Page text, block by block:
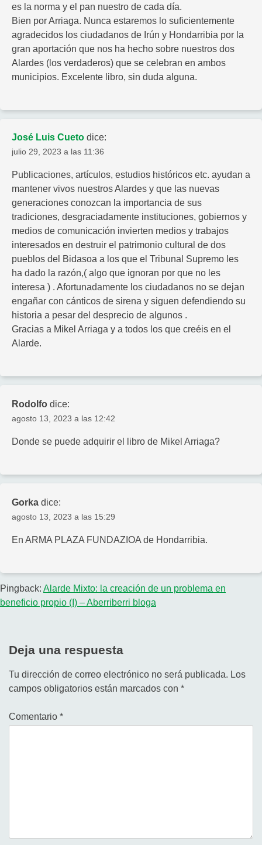
es la norma y el pan nuestro de cada día.
Bien por Arriaga. Nunca estaremos lo suficientemente
agradecidos los ciudadanos de Irún y Hondarribia por la
gran aportación que nos ha hecho sobre nuestros dos
Alardes (los verdaderos) que se celebran en ambos
municipios. Excelente libro, sin duda alguna.
José Luis Cueto dice:
julio 29, 2023 a las 11:36
Publicaciones, artículos, estudios históricos etc. ayudan a
mantener vivos nuestros Alardes y que las nuevas
generaciones conozcan la importancia de sus
tradiciones, desgraciadamente instituciones, gobiernos y
medios de comunicación invierten medios y trabajos
interesados en destruir el patrimonio cultural de dos
pueblos del Bidasoa a los que el Tribunal Supremo les
ha dado la razón,( algo que ignoran por que no les
interesa ) . Afortunadamente los ciudadanos no se dejan
engañar con cánticos de sirena y siguen defendiendo su
historia a pesar del desprecio de algunos .
Gracias a Mikel Arriaga y a todos los que creéis en el
Alarde.
Rodolfo dice:
agosto 13, 2023 a las 12:42
Donde se puede adquirir el libro de Mikel Arriaga?
Gorka dice:
agosto 13, 2023 a las 15:29
En ARMA PLAZA FUNDAZIOA de Hondarribia.
Pingback: Alarde Mixto: la creación de un problema en
beneficio propio (I) – Aberriberri bloga
Deja una respuesta
Tu dirección de correo electrónico no será publicada. Los
campos obligatorios están marcados con *
Comentario *